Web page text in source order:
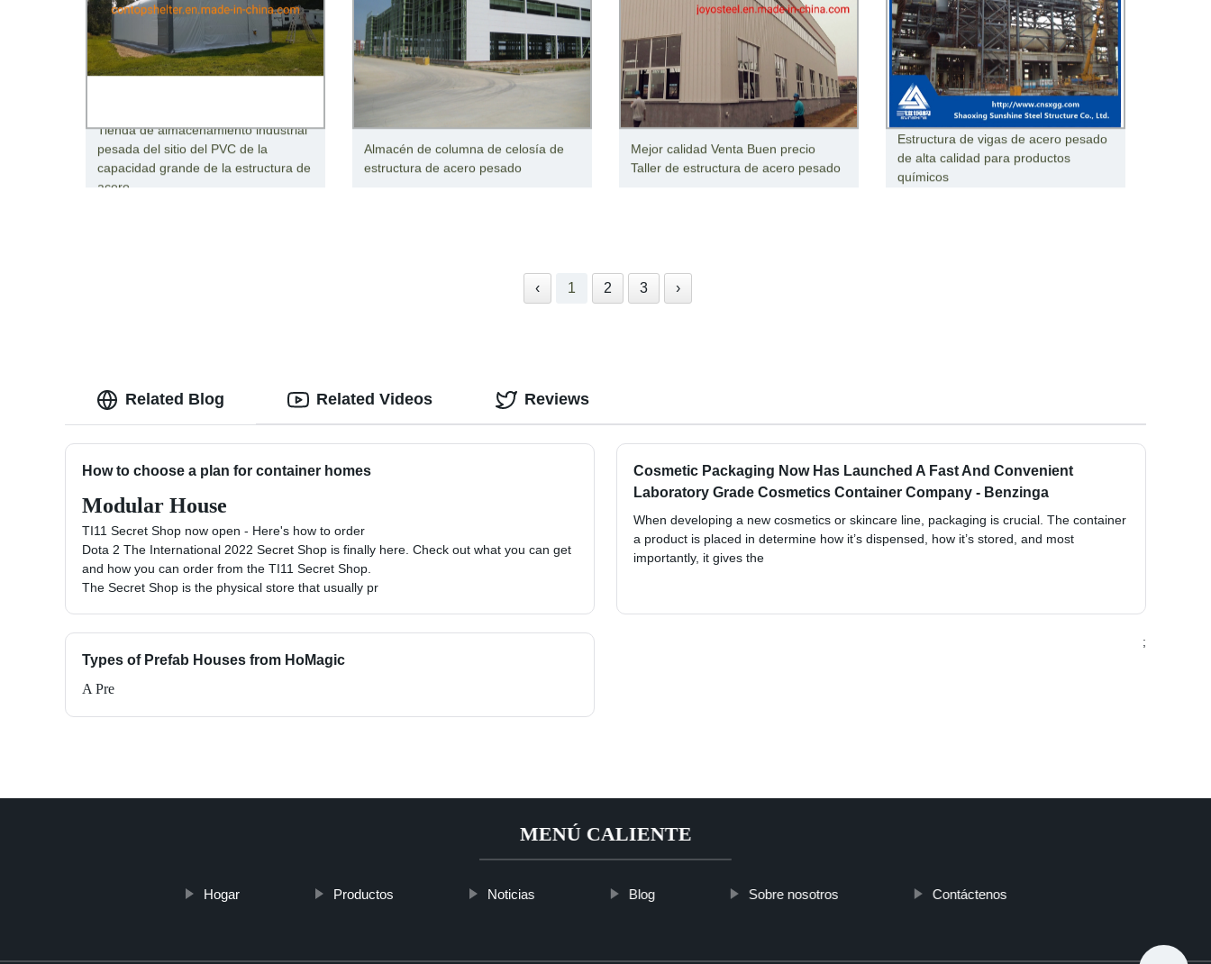
Tienda de almacenamiento industrial
pesada del sitio del PVC de la
capacidad grande de la estructura de
acero
Almacén de columna de celosía de
estructura de acero pesado
Mejor calidad Venta Buen precio
Taller de estructura de acero pesado
Estructura de vigas de acero pesado
de alta calidad para productos
químicos
‹ 1 2 3 ›
Related Blog
How to choose a plan for container homes
Modular House
TI11 Secret Shop now open - Here's how to order
Dota 2 The International 2022 Secret Shop is finally here. Check out what you can get
and how you can order from the TI11 Secret Shop.
The Secret Shop is the physical store that usually pr
Cosmetic Packaging Now Has Launched A Fast And Convenient
Laboratory Grade Cosmetics Container Company - Benzinga
When developing a new cosmetics or skincare line, packaging is crucial. The container
a product is placed in determine how it’s dispensed, how it’s stored, and most
importantly, it gives the
Types of Prefab Houses from HoMagic
A Pre
;
Related Videos Reviews
MENÚ CALIENTE
Hogar Productos Noticias Blog Sobre nosotros Contáctenos